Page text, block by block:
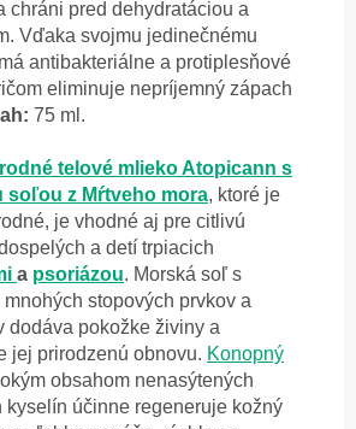
chráni pred dehydratáciou a
Vďaka svojmu jedinečnému
antibakteriálne a protiplesňové
eliminuje nepríjemný zápach
75 ml.
telové mlieko Atopicann s
soľou z Mŕtveho mora, ktoré je
je vhodné aj pre citlivú
a detí trpiacich
a psoriázou. Morská soľ s
stopových prvkov a
dodáva pokožke živiny a
jej prirodzenú obnovu. Konopný
obsahom nenasýtených
kyselín účinne regeneruje kožný